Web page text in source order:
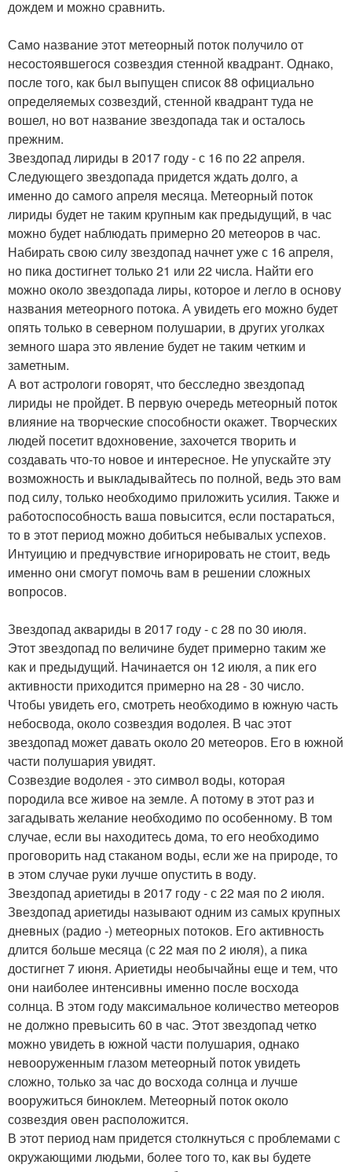
дождем и можно сравнить.
Само название этот метеорный поток получило от
несостоявшегося созвездия стенной квадрант. Однако,
после того, как был выпущен список 88 официально
определяемых созвездий, стенной квадрант туда не
вошел, но вот название звездопада так и осталось
прежним.
Звездопад лириды в 2017 году - с 16 по 22 апреля.
Следующего звездопада придется ждать долго, а
именно до самого апреля месяца. Метеорный поток
лириды будет не таким крупным как предыдущий, в час
можно будет наблюдать примерно 20 метеоров в час.
Набирать свою силу звездопад начнет уже с 16 апреля,
но пика достигнет только 21 или 22 числа. Найти его
можно около звездопада лиры, которое и легло в основу
названия метеорного потока. А увидеть его можно будет
опять только в северном полушарии, в других уголках
земного шара это явление будет не таким четким и
заметным.
А вот астрологи говорят, что бесследно звездопад
лириды не пройдет. В первую очередь метеорный поток
влияние на творческие способности окажет. Творческих
людей посетит вдохновение, захочется творить и
создавать что-то новое и интересное. Не упускайте эту
возможность и выкладывайтесь по полной, ведь это вам
под силу, только необходимо приложить усилия. Также и
работоспособность ваша повысится, если постараться,
то в этот период можно добиться небывалых успехов.
Интуицию и предчувствие игнорировать не стоит, ведь
именно они смогут помочь вам в решении сложных
вопросов.
Звездопад аквариды в 2017 году - с 28 по 30 июля.
Этот звездопад по величине будет примерно таким же
как и предыдущий. Начинается он 12 июля, а пик его
активности приходится примерно на 28 - 30 число.
Чтобы увидеть его, смотреть необходимо в южную часть
небосвода, около созвездия водолея. В час этот
звездопад может давать около 20 метеоров. Его в южной
части полушария увидят.
Созвездие водолея - это символ воды, которая
породила все живое на земле. А потому в этот раз и
загадывать желание необходимо по особенному. В том
случае, если вы находитесь дома, то его необходимо
проговорить над стаканом воды, если же на природе, то
в этом случае руки лучше опустить в воду.
Звездопад ариетиды в 2017 году - с 22 мая по 2 июля.
Звездопад ариетиды называют одним из самых крупных
дневных (радио -) метеорных потоков. Его активность
длится больше месяца (с 22 мая по 2 июля), а пика
достигнет 7 июня. Ариетиды необычайны еще и тем, что
они наиболее интенсивны именно после восхода
солнца. В этом году максимальное количество метеоров
не должно превысить 60 в час. Этот звездопад четко
можно увидеть в южной части полушария, однако
невооруженным глазом метеорный поток увидеть
сложно, только за час до восхода солнца и лучше
вооружиться биноклем. Метеорный поток около
созвездия овен расположится.
В этот период нам придется столкнуться с проблемами с
окружающими людьми, более того то, как вы будете